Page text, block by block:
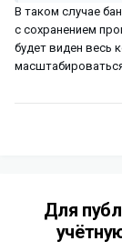
В таком случае
с сохранением
будет виден весь
Для